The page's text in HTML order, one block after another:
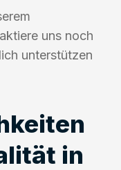
uns noch
unterstützen
in